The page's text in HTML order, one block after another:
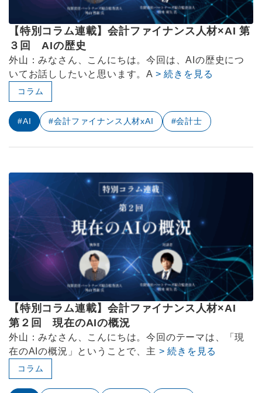
【特別コラム連載】会計ファイナンス人材×AI 第
３回 AIの歴史
外山：みなさん、こんにちは。今回は、AIの歴史につ
いてお話ししたいと思います。A > 続きを見る
コラム
#AI #会計ファイナンス人材xAI #会計士
【特別コラム連載】会計ファイナンス人材×AI
第２回 現在のAIの概況
外山：みなさん、こんにちは。今回のテーマは、「現
在のAIの概況」ということで、主 > 続きを見る
コラム